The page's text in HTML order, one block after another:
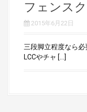
フェンス
2015年6月22日
三段脚立程度なら
LCCやチャ […]